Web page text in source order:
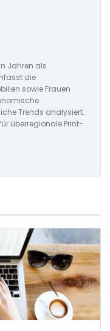
Jahren als
die
sowie Frauen
Trends analysiert.
überregionale Print-